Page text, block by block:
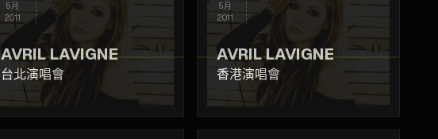
5月
2011
AVRIL LAVIGNE
台北演唱會
5月
2011
AVRIL LAVIGNE
香港演唱會